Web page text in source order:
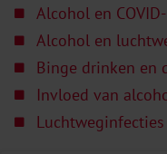
Alcohol en
Alcohol en
Binge drinken en
Invloed van